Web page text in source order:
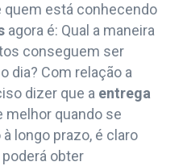
quem está conhecendo
agora é: Qual a maneira
conseguem ser
dia? Com relação a
dizer que a entrega
quando se
longo prazo, é claro
obter